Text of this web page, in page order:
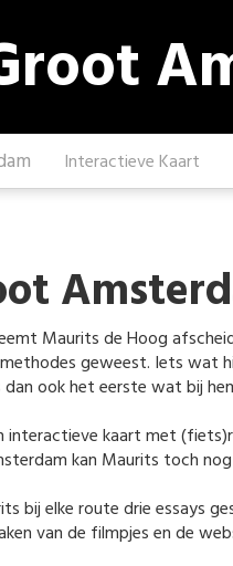
Interactieve Kaart
Maurits de Hoog
geweest. Iets wat
dan ook het eerste wat bij
interactieve kaart met
kan Maurits toch
bij elke route drie essays
van de filmpjes en de